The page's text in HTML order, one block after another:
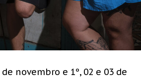
novembro e 1º, 02 e 03 de